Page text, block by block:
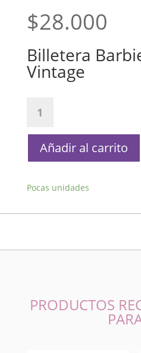
$28.000
Billetera
Vintage
Barbie
Vintage
cantidad
Añadir al carrito
Pocas unidades
PRODUCTOS